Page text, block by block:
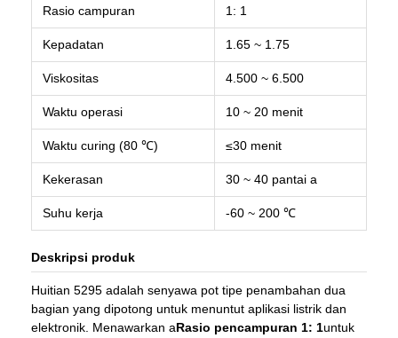
Rasio campuran 1: 1
Kepadatan 1.65 ~ 1.75
Viskositas 4.500 ~ 6.500
Waktu operasi 10 ~ 20 menit
Waktu curing (80 ℃) ≤30 menit
Kekerasan 30 ~ 40 pantai a
Suhu kerja -60 ~ 200 ℃
Deskripsi produk
Huitian 5295 adalah senyawa pot tipe penambahan dua
bagian yang dipotong untuk menuntut aplikasi listrik dan
elektronik. Menawarkan aRasio pencampuran 1: 1untuk